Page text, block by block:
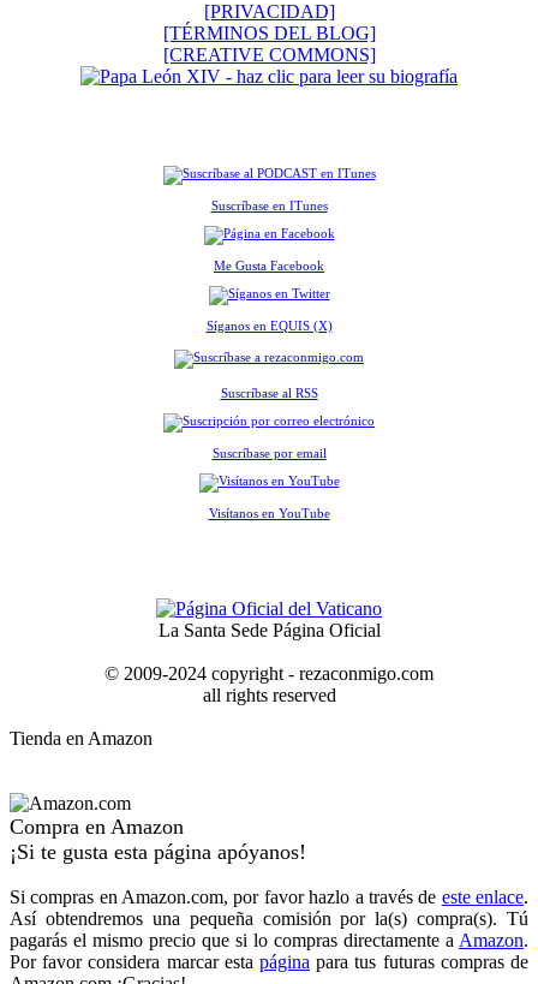
[PRIVACIDAD]
[TÉRMINOS DEL BLOG]
[CREATIVE COMMONS]
Suscríbase en ITunes
Me Gusta Facebook
Síganos en EQUIS (X)
Suscríbase al RSS
Suscríbase por email
Visítanos en YouTube
La Santa Sede Página Oficial
© 2009-2024 copyright - rezaconmigo.com
all rights reserved
Tienda en Amazon
Compra en Amazon
¡Si te gusta esta página apóyanos!
Si compras en Amazon.com, por favor hazlo a través de este enlace.
Así obtendremos una pequeña comisión por la(s) compra(s). Tú
pagarás el mismo precio que si lo compras directamente a Amazon.
Por favor considera marcar esta página para tus futuras compras de